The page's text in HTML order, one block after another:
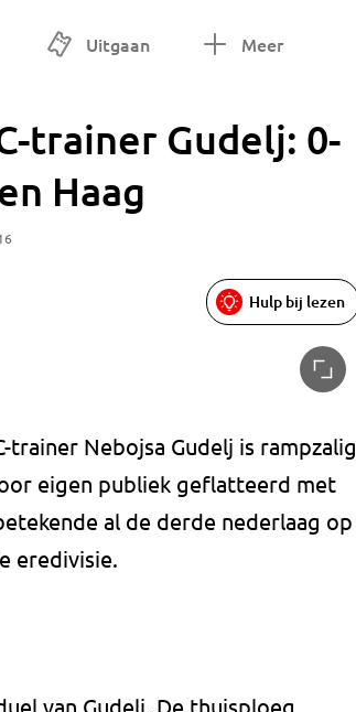
Uitgaan Meer
trainer Gudelj: 0-
Haag
Hulp bij lezen
Nebojsa Gudelj is rampzalig
eigen publiek geflatteerd met
al de derde nederlaag op
eredivisie.
van Gudelj. De thuisploeg